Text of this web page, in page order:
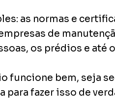
as normas e
de
os prédios e até
funcione bem, seja
fazer isso de